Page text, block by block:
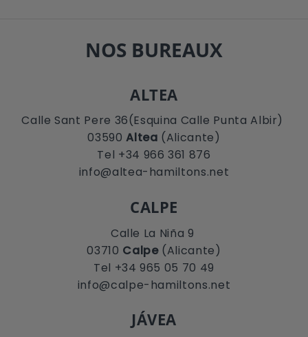
NOS BUREAUX
ALTEA
Calle Sant Pere 36(Esquina Calle Punta Albir)
03590Altea (Alicante)
Tel +34 966 361 876
info@altea-hamiltons.net
CALPE
Calle La Niña 9
03710 Calpe(Alicante)
Tel +34 965 05 70 49
info@calpe-hamiltons.net
JÁVEA